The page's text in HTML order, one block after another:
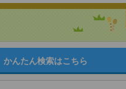
かんたん検索はこちら